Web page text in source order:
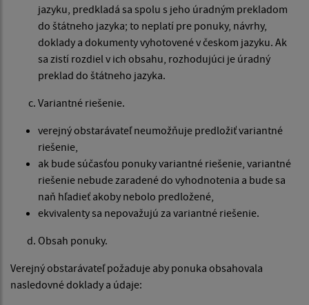
jazyku, predkladá sa spolu s jeho úradným prekladom
do štátneho jazyka; to neplatí pre ponuky, návrhy,
doklady a dokumenty vyhotovené v českom jazyku. Ak
sa zistí rozdiel v ich obsahu, rozhodujúci je úradný
preklad do štátneho jazyka.
Variantné riešenie.
verejný obstarávateľ neumožňuje predložiť variantné
riešenie,
ak bude súčasťou ponuky variantné riešenie, variantné
riešenie nebude zaradené do vyhodnotenia a bude sa
naň hľadieť akoby nebolo predložené,
ekvivalenty sa nepovažujú za variantné riešenie.
Obsah ponuky.
Verejný obstarávateľ požaduje aby ponuka obsahovala
nasledovné doklady a údaje: